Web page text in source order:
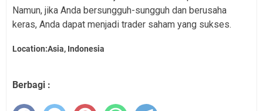
Namun, jika Anda bersungguh-sungguh dan berusaha
keras, Anda dapat menjadi trader saham yang sukses.
Location:Asia, Indonesia
Berbagi :